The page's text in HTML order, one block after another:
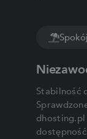
Spokój
Stabilność